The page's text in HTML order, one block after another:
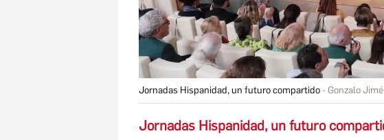
Jornadas Hispanidad, un futuro compartido Gonzalo
Jornadas Hispanidad, un futuro